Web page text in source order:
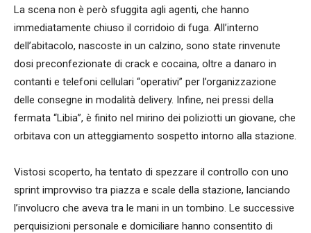
La scena non è però sfuggita agli agenti, che hanno
immediatamente chiuso il corridoio di fuga. All’interno
dell’abitacolo, nascoste in un calzino, sono state rinvenute
dosi preconfezionate di crack e cocaina, oltre a danaro in
contanti e telefoni cellulari “operativi” per l’organizzazione
delle consegne in modalità delivery. Infine, nei pressi della
fermata “Libia”, è finito nel mirino dei poliziotti un giovane, che
orbitava con un atteggiamento sospetto intorno alla stazione.
Vistosi scoperto, ha tentato di spezzare il controllo con uno
sprint improvviso tra piazza e scale della stazione, lanciando
l’involucro che aveva tra le mani in un tombino. Le successive
perquisizioni personale e domiciliare hanno consentito di